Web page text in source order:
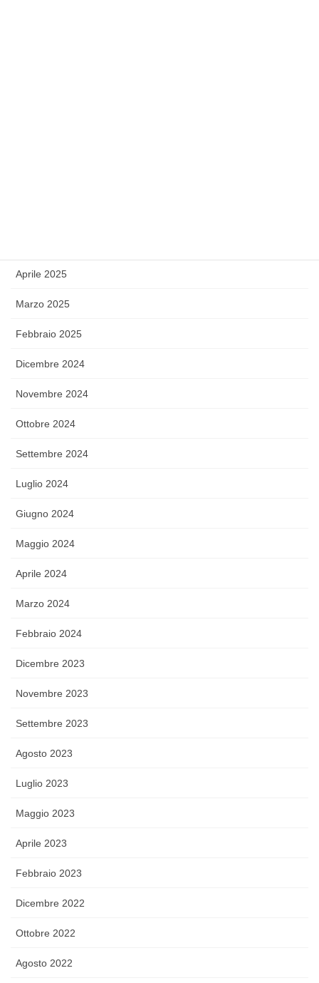
Aprile 2025
Marzo 2025
Febbraio 2025
Dicembre 2024
Novembre 2024
Ottobre 2024
Settembre 2024
Luglio 2024
Giugno 2024
Maggio 2024
Aprile 2024
Marzo 2024
Febbraio 2024
Dicembre 2023
Novembre 2023
Settembre 2023
Agosto 2023
Luglio 2023
Maggio 2023
Aprile 2023
Febbraio 2023
Dicembre 2022
Ottobre 2022
Agosto 2022